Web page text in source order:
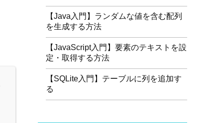
【Java入門】ランダムな値を含む配列
を生成する方法
【JavaScript入門】要素のテキストを設
定・取得する方法
【SQLite入門】テーブルに列を追加す
る